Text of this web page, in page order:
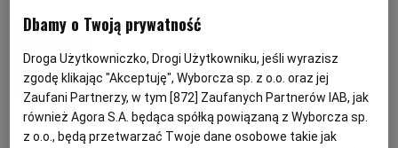
ZUPY
CIASTA
WIELKANOC
WALENTYNKI
KUCHNIA AFRYKAŃSKA
KUCHNIA JAPOŃSKA
SZKOŁA GOTOWANIA
PORADY
ZDROWA DIETA
DIETA
DO POCZYTANIA
Anna Gaik
Pasztet z królikiem z pistacjami
KRÓLIK PASZTET PRZEKĄSKI PRZEPISY KULINARNE
Dbamy o Twoją prywatność
Droga Użytkowniczko, Drogi Użytkowniku, jeśli wyrazisz
zgodę klikając "Akceptuję", Wyborcza sp. z o.o. oraz jej
Zaufani Partnerzy, w tym [872] Zaufanych Partnerów IAB, jak
również Agora S.A. będąca spółką powiązaną z Wyborcza sp.
z o.o., będą przetwarzać Twoje dane osobowe takie jak